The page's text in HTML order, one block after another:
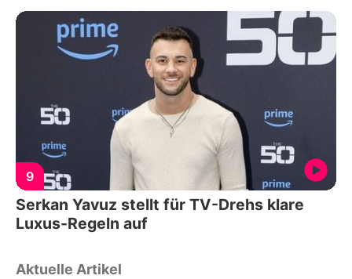
9
Serkan Yavuz stellt für TV-Drehs klare
Luxus-Regeln auf
Aktuelle Artikel